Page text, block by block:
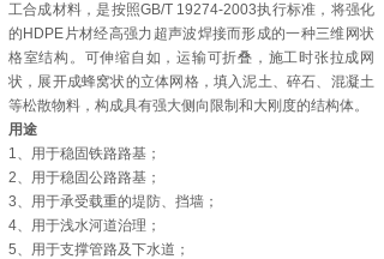
工合成材料，是按照GB/T 19274-2003执行标准，将强化
的HDPE片材经高强力超声波焊接而形成的一种三维网状
格室结构。可伸缩自如，运输可折叠，施工时张拉成网
状，展开成蜂窝状的立体网格，填入泥土、碎石、混凝土
等松散物料，构成具有强大侧向限制和大刚度的结构体。
用途
1、用于稳固铁路路基；
2、用于稳固公路路基；
3、用于承受载重的堤防、挡墙；
4、用于浅水河道治理；
5、用于支撑管路及下水道；